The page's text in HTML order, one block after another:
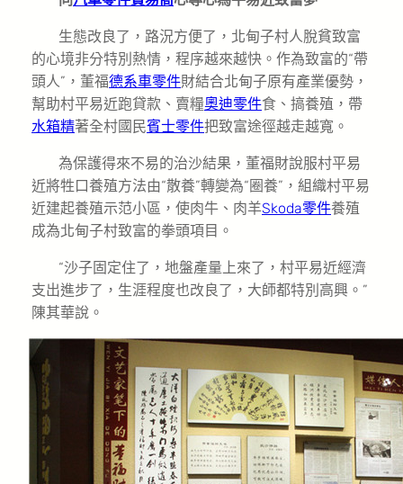
生態改良了，路況方便了，北甸子村人脫貧致富
的心境非分特別熱情，程序越來越快。作為致富的“帶
頭人”，董福德系車零件財結合北甸子原有產業優勢，
幫助村平易近跑貸款、賣糧奧迪零件食、搞養殖，帶
水箱精著全村國民賓士零件把致富途徑越走越寬。
為保護得來不易的治沙結果，董福財說服村平易
近將牲口養殖方法由“散養”轉變為“圈養”，組織村平易
近建起養殖示范小區，使肉牛、肉羊Skoda零件養殖
成為北甸子村致富的拳頭項目。
“沙子固定住了，地盤產量上來了，村平易近經濟
支出進步了，生涯程度也改良了，大師都特別高興。”
陳其華說。